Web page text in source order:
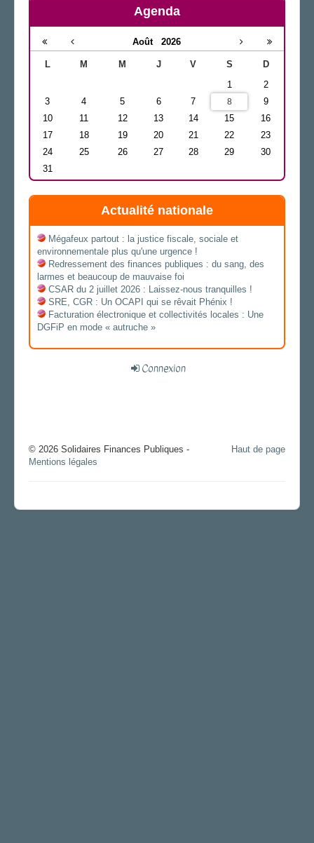
Agenda
Août 2026
L M M J V S
D
1
2
3
4 5 6 7 8
9
10
11 12 13 14 15
16
17
18 19 20 21 22
23
24
25 26 27 28 29
30
31
Actualité nationale
Mégafeux partout : la justice fiscale, sociale et
environnementale plus qu'une urgence !
Redressement des finances publiques : du sang, des
larmes et beaucoup de mauvaise foi
CSAR du 2 juillet 2026 : Laissez-nous tranquilles !
SRE, CGR : Un OCAPI qui se rêvait Phénix !
Facturation électronique et collectivités locales : Une
DGFiP en mode « autruche »
Connexion
Haut de page
© 2026 Solidaires Finances Publiques -
Mentions légales